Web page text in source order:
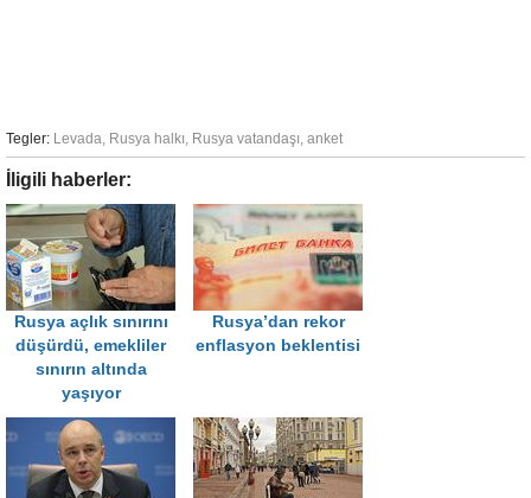
Tegler: Levada, Rusya halkı, Rusya vatandaşı, anket
İligili haberler:
Rusya açlık sınırını
düşürdü, emekliler
sınırın altında
yaşıyor
Rusya’dan rekor
enflasyon beklentisi